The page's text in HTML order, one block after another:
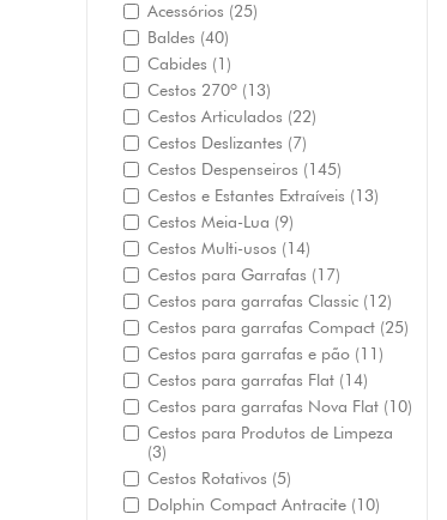
Acessórios (25)
Baldes (40)
Cabides (1)
Cestos 270º (13)
Cestos Articulados (22)
Cestos Deslizantes (7)
Cestos Despenseiros (145)
Cestos e Estantes Extraíveis (13)
Cestos Meia-Lua (9)
Cestos Multi-usos (14)
Cestos para Garrafas (17)
Cestos para garrafas Classic (12)
Cestos para garrafas Compact (25)
Cestos para garrafas e pão (11)
Cestos para garrafas Flat (14)
Cestos para garrafas Nova Flat (10)
Cestos para Produtos de Limpeza
(3)
Cestos Rotativos (5)
Dolphin Compact Antracite (10)